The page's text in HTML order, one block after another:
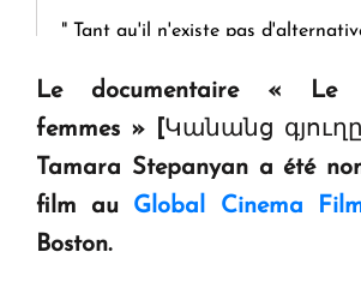
" Tant qu'il n'existe pas
KASA : 30 ans d'audace, de
en Arménie
Le premier hôtel Hyatt Regency
Le documentaire « Le
femmes » [ Կանանց գյուղը
Tamara Stepanyan a été
film au Global Cinema
Boston.